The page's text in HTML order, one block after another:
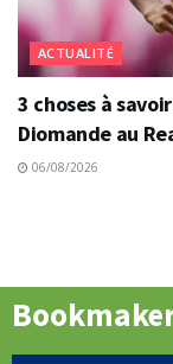
ACTUALITÉ
3 choses à
Diomande au
06/08/2026